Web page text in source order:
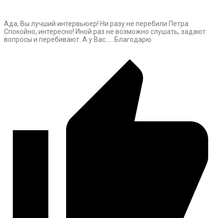
Ада, Вы лучший интервьюер! Ни разу не перебили Петра.
Спокойно, интересно! Иной раз не возможно слушать, задают
вопросы и перебивают. А у Вас….. Благодарю